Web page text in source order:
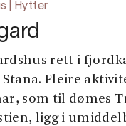
| Hytter
rett i
Stana. Fleire
som til dømes
ligg i